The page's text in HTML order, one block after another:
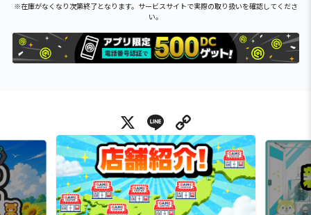
※在庫がなくなり次第終了となります。サービスサイトで実際の取り扱いを確認してくださ
い。
X Line